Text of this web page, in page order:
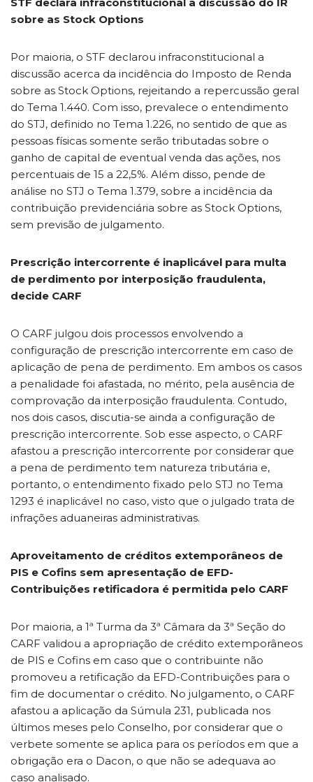
sobre as Stock Options
Por maioria, o STF declarou infraconstitucional a
discussão acerca da incidência do Imposto de Renda
sobre as Stock Options, rejeitando a repercussão geral
do Tema 1.440. Com isso, prevalece o entendimento
do STJ, definido no Tema 1.226, no sentido de que as
pessoas físicas somente serão tributadas sobre o
ganho de capital de eventual venda das ações, nos
percentuais de 15 a 22,5%. Além disso, pende de
análise no STJ o Tema 1.379, sobre a incidência da
contribuição previdenciária sobre as Stock Options,
sem previsão de julgamento.
Prescrição intercorrente é inaplicável para multa
de perdimento por interposição fraudulenta,
decide CARF
O CARF julgou dois processos envolvendo a
configuração de prescrição intercorrente em caso de
aplicação de pena de perdimento. Em ambos os casos
a penalidade foi afastada, no mérito, pela ausência de
comprovação da interposição fraudulenta. Contudo,
nos dois casos, discutia-se ainda a configuração de
prescrição intercorrente. Sob esse aspecto, o CARF
afastou a prescrição intercorrente por considerar que
a pena de perdimento tem natureza tributária e,
portanto, o entendimento fixado pelo STJ no Tema
1293 é inaplicável no caso, visto que o julgado trata de
infrações aduaneiras administrativas.
Aproveitamento de créditos extemporâneos de
PIS e Cofins sem apresentação de EFD-
Contribuições retificadora é permitida pelo CARF
Por maioria, a 1ª Turma da 3ª Câmara da 3ª Seção do
CARF validou a apropriação de crédito extemporâneos
de PIS e Cofins em caso que o contribuinte não
promoveu a retificação da EFD-Contribuições para o
fim de documentar o crédito. No julgamento, o CARF
afastou a aplicação da Súmula 231, publicada nos
últimos meses pelo Conselho, por considerar que o
verbete somente se aplica para os períodos em que a
obrigação era o Dacon, o que não se adequava ao
caso analisado.